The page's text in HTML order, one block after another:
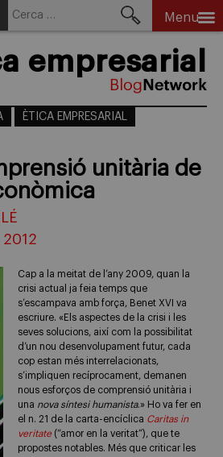
Menu
empresarial
ÈTICA EMPRESARIAL
unitària de
Cap a la meitat de l’any 2009, quan la
crisi actual ja feia temps que
s’escampava amb força, Benet XVI va
escriure. «Els aspectes de la crisi i les
seves solucions, així com la possibilitat
d’un nou desenvolupament futur, cada
cop estan més interrelacionats,
s’impliquen recíprocament, demanen
nous esforços de comprensió unitària i
una nova síntesi humanista.» Ho va fer en
el n. 21 de la carta-encíclica Caritas in
veritate(“amor en la veritat”), que te
propostes notables. Més que criticar les